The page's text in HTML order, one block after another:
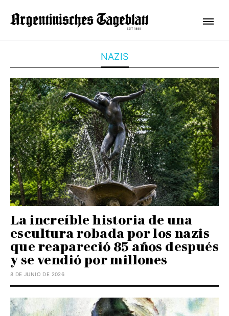
NAZIS
La increíble historia de una
escultura robada por los nazis
que reapareció 85 años después
y se vendió por millones
8 DE JUNIO DE 2026